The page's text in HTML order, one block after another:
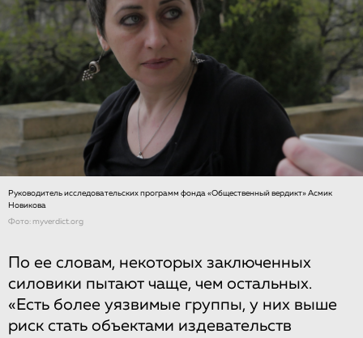
Руководитель исследовательских программ фонда «Общественный вердикт» Асмик
Новикова
Фото: myverdict.org
По ее словам, некоторых заключенных
силовики пытают чаще, чем остальных.
«Есть более уязвимые группы, у них выше
риск стать объектами издевательств